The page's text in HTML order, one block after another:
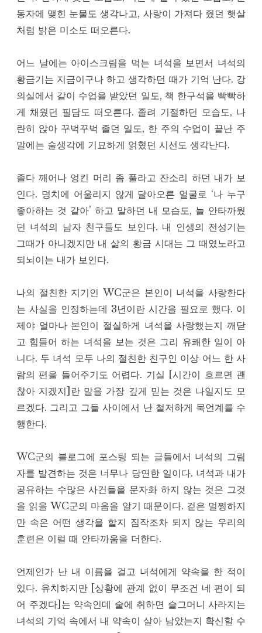
동자에 맺힌 눈물도 생각나고, 사랑이 가져다 줬던 햇살
처럼 밝은 미소도 떠오른다.
어느 날에는 아이스크림을 먹는 녀석을 보면서 녀석의
황금기는 지금이구나 하고 생각하던 때가 기억 난다. 강
의실에서 같이 수업을 받았던 일도, 책 한구석을 빡빡하
게 채웠던 필담도 떠오른다. 졸려 기절하던 모습도, 나
란히 앉아 꾸벅꾸벅 졸던 일도, 한 주의 수업이 끝난 주
말에는 술생각에 기묘하게 얽혔던 시선도 생각난다.
졸다 깨어나 엉킨 머리 좀 풀라고 잔소리 하던 내가 보
인다. 덩치에 어울리지 않게 달아오른 얼굴로 ‘나 누구
좋아하는 것 같아’ 하고 말하던 내 모습도, 늘 안타까웠
던 녀석의 남자 친구들도 보인다. 내 인생의 전성기는
그때가 아니겠지만 내 삶의 황금 시대는 그 때였노라고
되뇌이는 내가 보인다.
나의 절친한 지기인 WC군은 본인이 녀석을 사랑한다
는 사실을 인정하는데 3년이란 시간을 필요로 했다. 이
제야 얼마나 본인이 절실하게 녀석을 사랑했는지 깨닫
고 힘들어 하는 녀석을 보는 것은 그리 유쾌한 일이 아
니다. 두 녀석 모두 나의 절친한 친구인 이상 어느 한 사
람의 편을 들어주기도 어렵다. 기실 [시간이 흐르면 괜
찮아 지겠지]란 말을 가장 깊게 믿는 것은 나일지도 모
르겠다. 그리고 그들 사이에서 난 철저하게 묵언계를 수
행한다.
WC군의 블로그에 포스팅 되는 글들에서 녀석의 그림
자를 발견하는 것은 너무나 당연한 일이다. 녀석과 내가
공유하는 수많은 사건들을 문자화 하지 않는 것은 그것
을 읽을 WC군의 마음을 알기 때문이다. 겉은 멀쩡하지
만 속은 어떤 생각을 할지 짐작조차 되지 않는 우리의
훈련은 이럴 때 안타까움을 더한다.
언제인가 난 내 이름을 걸고 녀석에게 약속을 한 적이
있다. 유치하지만 [상황에 관계 없이 무조건 네 편이 되
어 주겠다]는 약속인데 술에 취하면 슬그머니 사라지는
녀석의 기억 속에서 내 약속이 살아 남았는지 확신할 수